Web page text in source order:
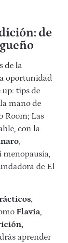
de
de la
oportunidad
up: tips de
mano de
Room; Las
con la
,
menopausia,
de El
,
Flavia,
aprender